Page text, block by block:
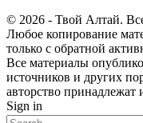
© 2026 - Твой Алтай.
Любое копирование
только с обратной
Все материалы
источников и других
авторство принадлежат
Sign in